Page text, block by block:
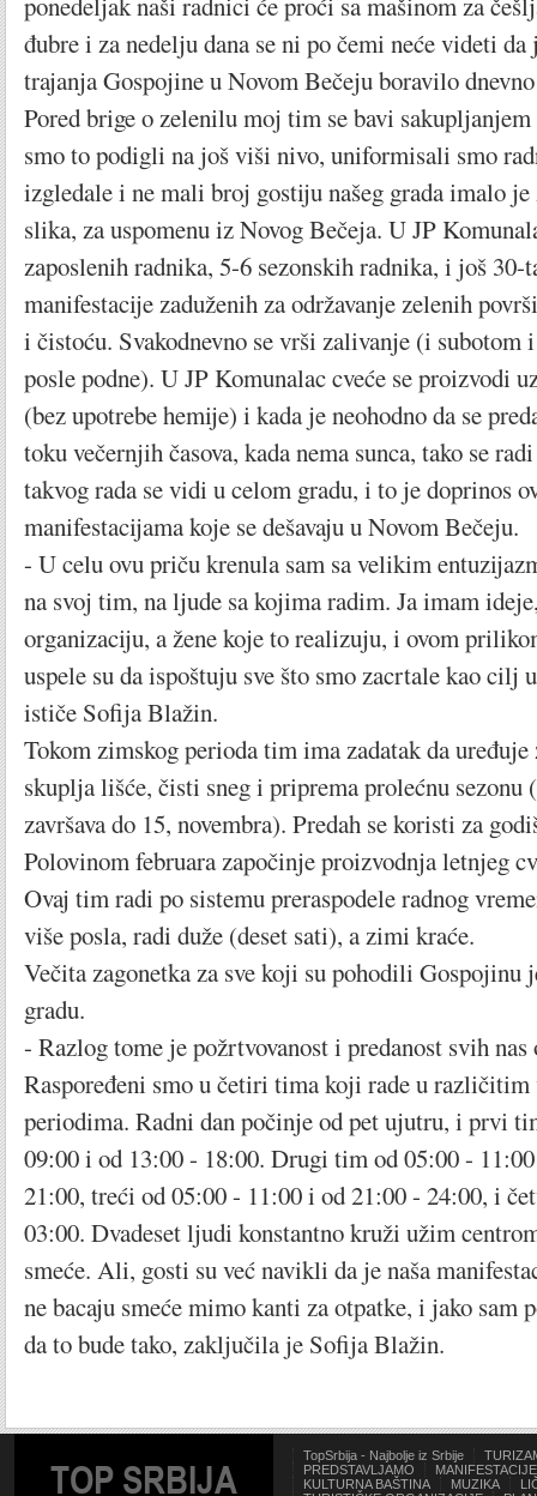
đubre i za nedelju dana se ni po čemi neće videti
trajanja Gospojine u Novom Bečeju boravilo
Pored brige o zelenilu moj tim se bavi sakupljanjem
smo to podigli na još viši nivo, uniformisali smo
izgledale i ne mali broj gostiju našeg grada imalo je
slika, za uspomenu iz Novog Bečeja. U JP
zaposlenih radnika, 5-6 sezonskih radnika, i još 30-
manifestacije zaduženih za održavanje zelenih
i čistoću. Svakodnevno se vrši zalivanje (i subotom
posle podne). U JP Komunalac cveće se proizvodi
(bez upotrebe hemije) i kada je neohodno da se
toku večernjih časova, kada nema sunca, tako se
takvog rada se vidi u celom gradu, i to je doprinos
manifestacijama koje se dešavaju u Novom Bečeju.
- U celu ovu priču krenula sam sa velikim
na svoj tim, na ljude sa kojima radim. Ja imam
organizaciju, a žene koje to realizuju, i ovom
uspele su da ispoštuju sve što smo zacrtale kao cilj
ističe Sofija Blažin.
Tokom zimskog perioda tim ima zadatak da uređuje
skuplja lišće, čisti sneg i priprema prolećnu sezonu
završava do 15, novembra). Predah se koristi za
Polovinom februara započinje proizvodnja letnjeg
Ovaj tim radi po sistemu preraspodele radnog
više posla, radi duže (deset sati), a zimi kraće.
Večita zagonetka za sve koji su pohodili Gospojinu
gradu.
- Razlog tome je požrtvovanost i predanost svih
Raspoređeni smo u četiri tima koji rade u
periodima. Radni dan počinje od pet ujutru, i prvi
09:00 i od 13:00 - 18:00. Drugi tim od 05:00 -
21:00, treći od 05:00 - 11:00 i od 21:00 - 24:00, i
03:00. Dvadeset ljudi konstantno kruži užim
smeće. Ali, gosti su već navikli da je naša
ne bacaju smeće mimo kanti za otpatke, i jako sam
da to bude tako, zaključila je Sofija Blažin.
TOP SRBIJA
TopSrbija - Najbolje iz Srbije
PREDSTAVLJAMO
MANIFESTACIJE
KULTURNA BAŠTINA
MUZIKA